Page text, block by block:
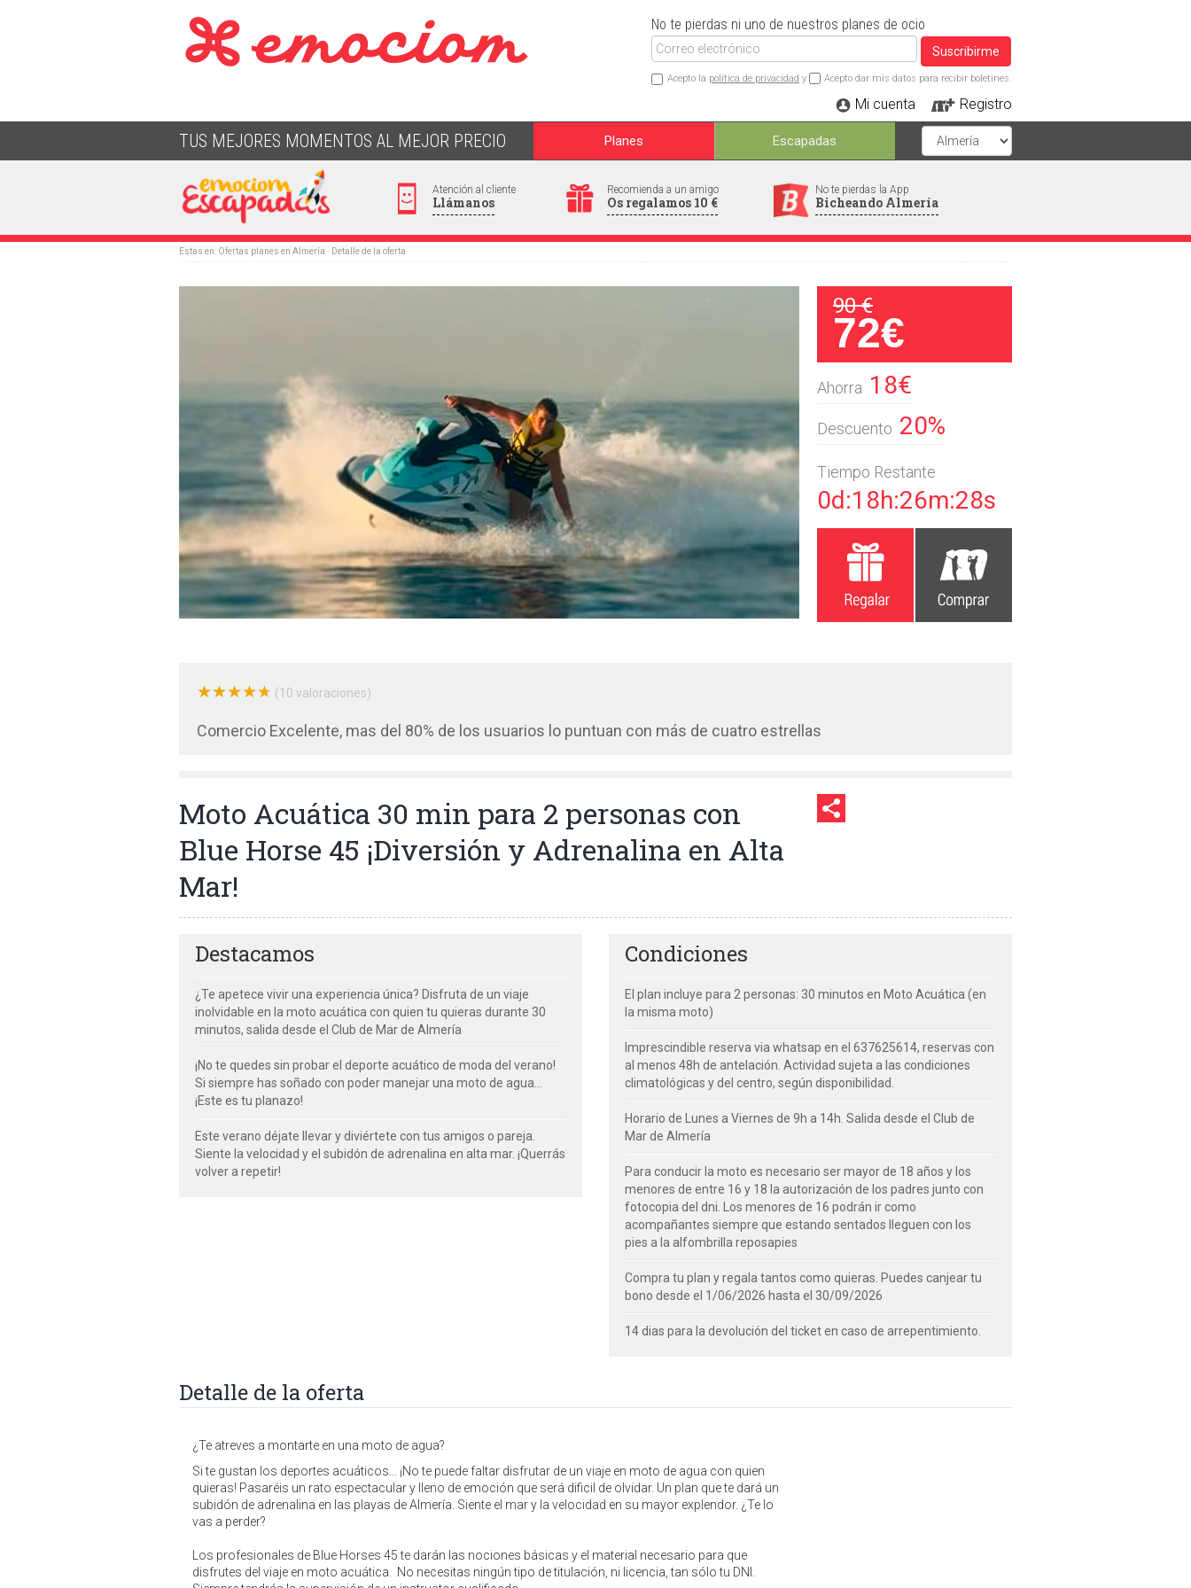
No te pierdas ni uno de nuestros planes de ocio
Suscribirme
Acepto la política de privacidad y Acepto dar mis datos para recibir boletines.
Mi cuenta Registro
TUS MEJORES MOMENTOS AL MEJOR PRECIO Planes Escapadas
Atención al cliente
Llámanos
Recomienda a un amigo
Os regalamos 10 €
No te pierdas la App
Bicheando Almería
Estas en: Ofertas planes en Almería · Detalle de la oferta
90 €
72€
Ahorra 18€
Descuento 20%
Tiempo Restante
0d:18h:26m:27s
★★★★★
★★★★★ (10 valoraciones)
Comercio Excelente, mas del 80% de los usuarios lo puntuan con más de cuatro estrellas
Moto Acuática 30 min para 2 personas con
Blue Horse 45 ¡Diversión y Adrenalina en Alta
Mar!
Destacamos
¿Te apetece vivir una experiencia única? Disfruta de un viaje
inolvidable en la moto acuática con quien tu quieras durante 30
minutos, salida desde el Club de Mar de Almería
¡No te quedes sin probar el deporte acuático de moda del verano!
Si siempre has soñado con poder manejar una moto de agua...
¡Este es tu planazo!
Este verano déjate llevar y diviértete con tus amigos o pareja.
Siente la velocidad y el subidón de adrenalina en alta mar. ¡Querrás
volver a repetir!
Condiciones
El plan incluye para 2 personas: 30 minutos en Moto Acuática (en
la misma moto)
Imprescindible reserva via whatsap en el 637625614, reservas con
al menos 48h de antelación. Actividad sujeta a las condiciones
climatológicas y del centro, según disponibilidad.
Horario de Lunes a Viernes de 9h a 14h. Salida desde el Club de
Mar de Almería
Para conducir la moto es necesario ser mayor de 18 años y los
menores de entre 16 y 18 la autorización de los padres junto con
fotocopia del dni. Los menores de 16 podrán ir como
acompañantes siempre que estando sentados lleguen con los
pies a la alfombrilla reposapies
Compra tu plan y regala tantos como quieras. Puedes canjear tu
bono desde el 1/06/2026 hasta el 30/09/2026
14 dias para la devolución del ticket en caso de arrepentimiento.
Detalle de la oferta
¿Te atreves a montarte en una moto de agua?
Si te gustan los deportes acuáticos... ¡No te puede faltar disfrutar de un viaje en moto de agua con quien
quieras! Pasaréis un rato espectacular y lleno de emoción que será dificil de olvidar. Un plan que te dará un
subidón de adrenalina en las playas de Almería. Siente el mar y la velocidad en su mayor explendor. ¿Te lo
vas a perder?
Los profesionales de Blue Horses 45 te darán las nociones básicas y el material necesario para que
disfrutes del viaje en moto acuática. No necesitas ningún tipo de titulación, ni licencia, tan sólo tu DNI.